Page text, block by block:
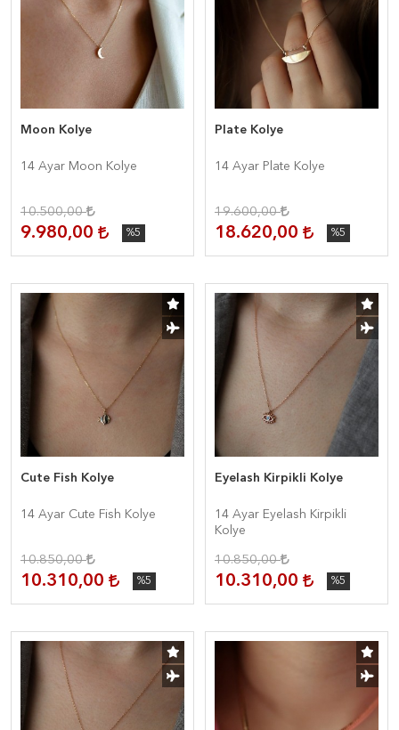
Moon Kolye
14 Ayar Moon Kolye
10.500,00
9.980,00 %5
Plate Kolye
14 Ayar Plate Kolye
19.600,00
18.620,00 %5
Cute Fish Kolye
14 Ayar Cute Fish Kolye
10.850,00
10.310,00 %5
Eyelash Kirpikli Kolye
14 Ayar Eyelash Kirpikli
Kolye
10.850,00
10.310,00 %5